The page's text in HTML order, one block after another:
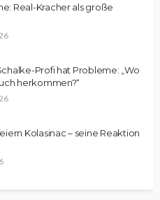
Real-Kracher als große
Profi hat Probleme: „Wo
herkommen?“
Kolasinac – seine Reaktion